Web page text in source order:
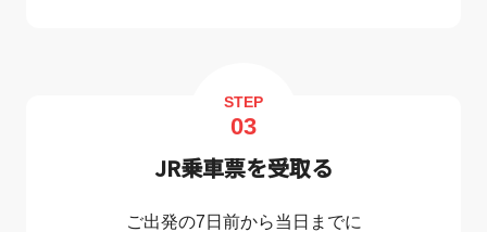
STEP
03
JR乗車票を受取る
ご出発の7日前から当日までに